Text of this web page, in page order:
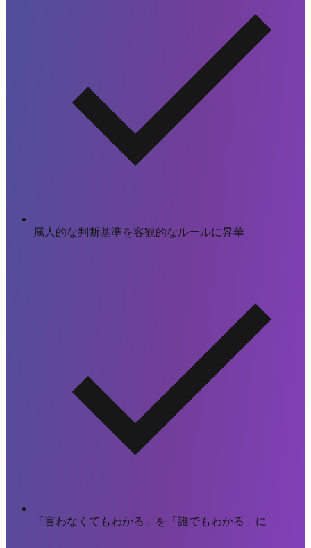
属人的な判断基準を客観的なルールに昇華
「言わなくてもわかる」を「誰でもわかる」に